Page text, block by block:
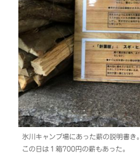
氷川キャンプ場にあった薪の説明書き。
この日は１箱700円の薪もあった。